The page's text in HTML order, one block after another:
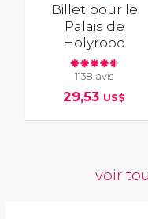
Billet pour le
Palais de
Holyrood
1138 avis
29,53 US$
voir